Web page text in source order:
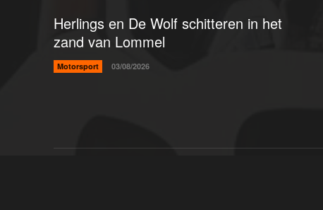
Herlings en De Wolf schitteren in het
zand van Lommel
Motorsport 03/08/2026